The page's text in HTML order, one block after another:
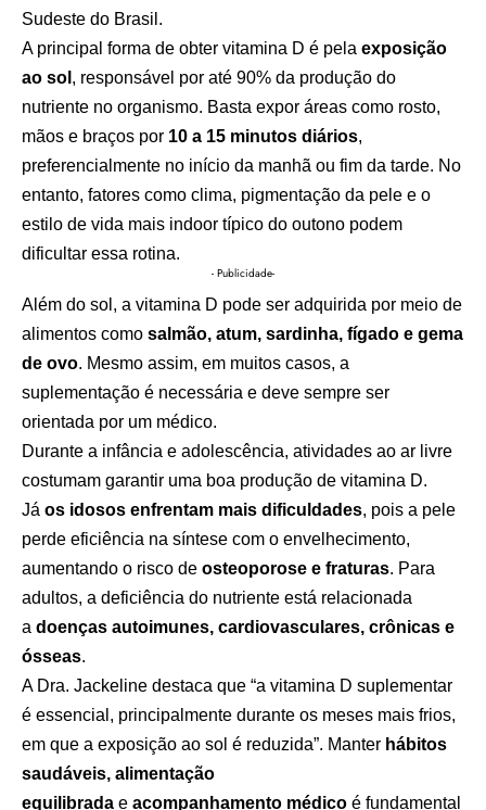
Sudeste do Brasil.
A principal forma de obter vitamina D é pela exposição
ao sol , responsável por até 90% da produção do
nutriente no organismo. Basta expor áreas como rosto,
mãos e braços por 10 a 15 minutos diários,
preferencialmente no início da manhã ou fim da tarde. No
entanto, fatores como clima, pigmentação da pele e o
estilo de vida mais indoor típico do outono podem
dificultar essa rotina.
- Publicidade-
Além do sol, a vitamina D pode ser adquirida por meio de
alimentos como salmão, atum, sardinha, fígado e gema
de ovo. Mesmo assim, em muitos casos, a
suplementação é necessária e deve sempre ser
orientada por um médico.
Durante a infância e adolescência, atividades ao ar livre
costumam garantir uma boa produção de vitamina D.
Já os idosos enfrentam mais dificuldades, pois a pele
perde eficiência na síntese com o envelhecimento,
aumentando o risco de osteoporose e fraturas. Para
adultos, a deficiência do nutriente está relacionada
a doenças autoimunes, cardiovasculares, crônicas e
ósseas.
A Dra. Jackeline destaca que “a vitamina D suplementar
é essencial, principalmente durante os meses mais frios,
em que a exposição ao sol é reduzida”. Manter hábitos
saudáveis, alimentação
equilibrada e acompanhamento médico é fundamental